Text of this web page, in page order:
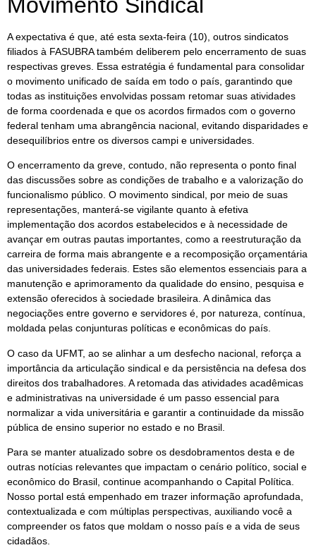
A expectativa é que, até esta sexta-feira (10), outros sindicatos
filiados à FASUBRA também deliberem pelo encerramento de suas
respectivas greves. Essa estratégia é fundamental para consolidar
o movimento unificado de saída em todo o país, garantindo que
todas as instituições envolvidas possam retomar suas atividades
de forma coordenada e que os acordos firmados com o governo
federal tenham uma abrangência nacional, evitando disparidades e
desequilíbrios entre os diversos campi e universidades.
O encerramento da greve, contudo, não representa o ponto final
das discussões sobre as condições de trabalho e a valorização do
funcionalismo público. O movimento sindical, por meio de suas
representações, manterá-se vigilante quanto à efetiva
implementação dos acordos estabelecidos e à necessidade de
avançar em outras pautas importantes, como a reestruturação da
carreira de forma mais abrangente e a recomposição orçamentária
das universidades federais. Estes são elementos essenciais para a
manutenção e aprimoramento da qualidade do ensino, pesquisa e
extensão oferecidos à sociedade brasileira. A dinâmica das
negociações entre governo e servidores é, por natureza, contínua,
moldada pelas conjunturas políticas e econômicas do país.
O caso da UFMT, ao se alinhar a um desfecho nacional, reforça a
importância da articulação sindical e da persistência na defesa dos
direitos dos trabalhadores. A retomada das atividades acadêmicas
e administrativas na universidade é um passo essencial para
normalizar a vida universitária e garantir a continuidade da missão
pública de ensino superior no estado e no Brasil.
Para se manter atualizado sobre os desdobramentos desta e de
outras notícias relevantes que impactam o cenário político, social e
econômico do Brasil, continue acompanhando o Capital Política.
Nosso portal está empenhado em trazer informação aprofundada,
contextualizada e com múltiplas perspectivas, auxiliando você a
compreender os fatos que moldam o nosso país e a vida de seus
cidadãos.